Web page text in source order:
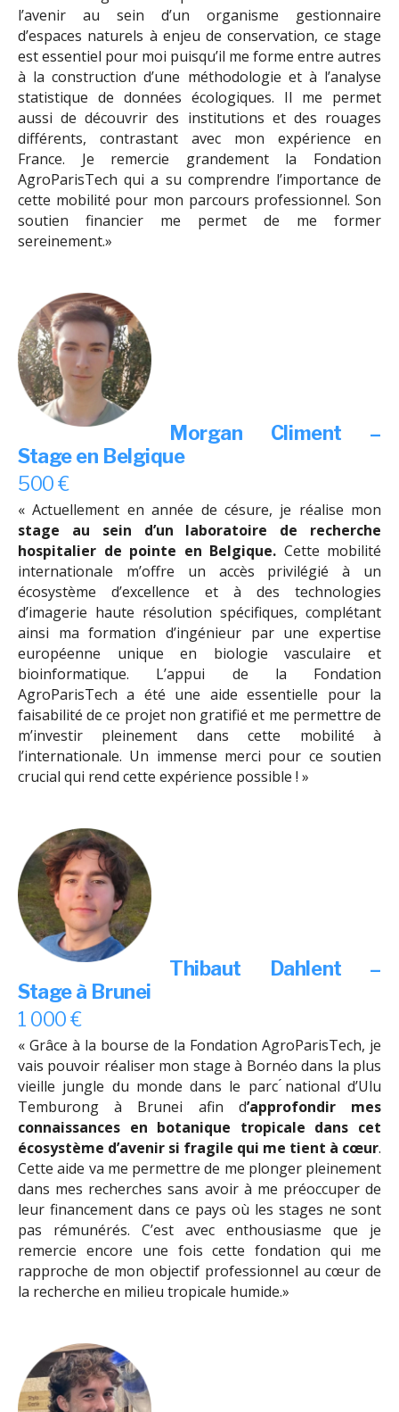
l’avenir au sein d’un organisme gestionnaire
d’espaces naturels à enjeu de conservation, ce stage
est essentiel pour moi puisqu’il me forme entre autres
à la construction d’une méthodologie et à l’analyse
statistique de données écologiques. Il me permet
aussi de découvrir des institutions et des rouages
différents, contrastant avec mon expérience en
France. Je remercie grandement la Fondation
AgroParisTech qui a su comprendre l’importance de
cette mobilité pour mon parcours professionnel. Son
soutien financier me permet de me former
sereinement.»
Morgan Climent –
Stage en Belgique
500 €
« Actuellement en année de césure, je réalise mon
stage au sein d’un laboratoire de recherche
hospitalier de pointe en Belgique. Cette mobilité
internationale m’offre un accès privilégié à un
écosystème d’excellence et à des technologies
d’imagerie haute résolution spécifiques, complétant
ainsi ma formation d’ingénieur par une expertise
européenne unique en biologie vasculaire et
bioinformatique. L’appui de la Fondation
AgroParisTech a été une aide essentielle pour la
faisabilité de ce projet non gratifié et me permettre de
m’investir pleinement dans cette mobilité à
l’internationale. Un immense merci pour ce soutien
crucial qui rend cette expérience possible ! »
Thibaut Dahlent –
Stage à Brunei
1 000 €
« Grâce à la bourse de la Fondation AgroParisTech, je
vais pouvoir réaliser mon stage à Bornéo dans la plus
vieille jungle du monde dans le parc ́national d’Ulu
Temburong à Brunei afin d’approfondir mes
connaissances en botanique tropicale dans cet
écosystème d’avenir si fragile qui me tient à cœur.
Cette aide va me permettre de me plonger pleinement
dans mes recherches sans avoir à me préoccuper de
leur financement dans ce pays où les stages ne sont
pas rémunérés. C’est avec enthousiasme que je
remercie encore une fois cette fondation qui me
rapproche de mon objectif professionnel au cœur de
la recherche en milieu tropicale humide.»